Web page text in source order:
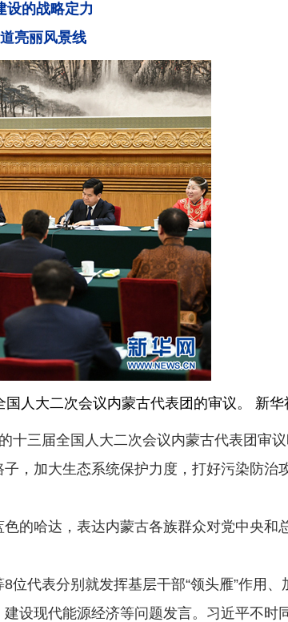
的战略定力
亮丽风景线
人大二次会议内蒙古代表团的审议。 新
三届全国人大二次会议内蒙古代表团审
，加大生态系统保护力度，打好污染防治
哈达，表达内蒙古各族群众对党中央和
代表分别就发挥基层干部“领头雁”作用、
设现代能源经济等问题发言。习近平不时